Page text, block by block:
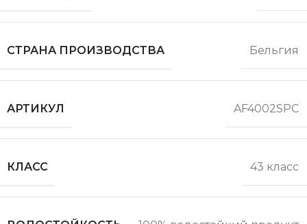
СТРАНА ПРОИЗВОДСТВА Бельгия
АРТИКУЛ AF4002SPC
КЛАСС 43 класс